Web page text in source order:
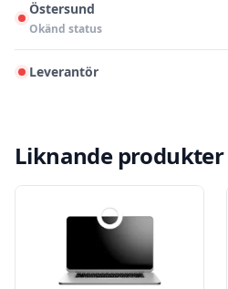
Östersund
Okänd status
Leverantör
Liknande produkter